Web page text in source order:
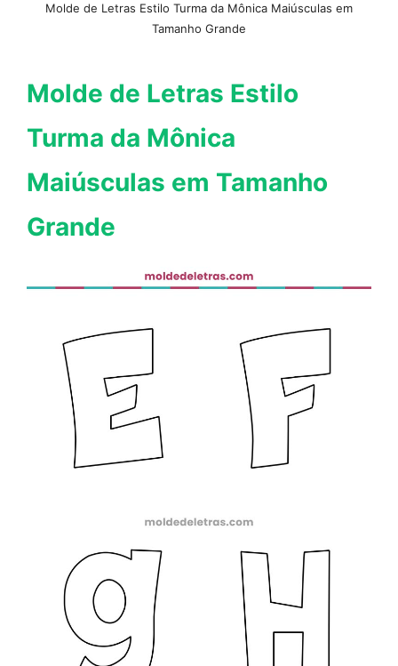
Molde de Letras Estilo Turma da Mônica Maiúsculas em
Tamanho Grande
Molde de Letras Estilo
Turma da Mônica
Maiúsculas em Tamanho
Grande